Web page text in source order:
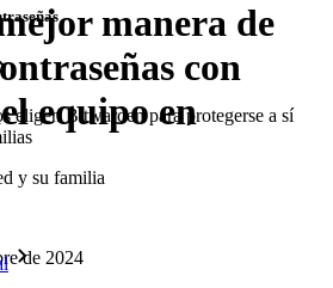
eligen Bitwarden para protegerse a sí
y su familia
manera de
con
equipo en
de 2024